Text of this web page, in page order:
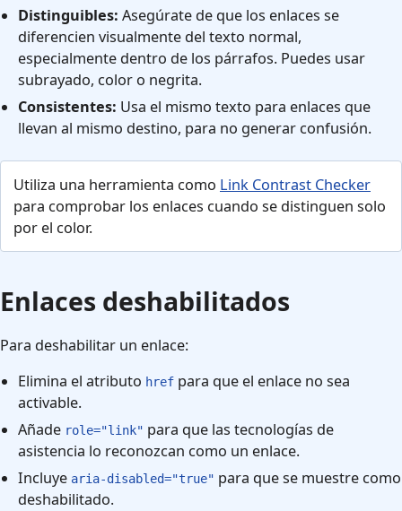
Distinguibles: Asegúrate de que los enlaces se
diferencien visualmente del texto normal,
especialmente dentro de los párrafos. Puedes usar
subrayado, color o negrita.
Consistentes: Usa el mismo texto para enlaces que
llevan al mismo destino, para no generar confusión.
Utiliza una herramienta como Link Contrast Checker
para comprobar los enlaces cuando se distinguen solo
por el color.
Enlaces deshabilitados
Para deshabilitar un enlace:
Elimina el atributo href para que el enlace no sea
activable.
Añade role="link" para que las tecnologías de
asistencia lo reconozcan como un enlace.
Incluye aria-disabled="true" para que se muestre como
deshabilitado.